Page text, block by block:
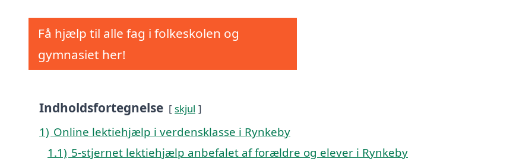
Få hjælp til alle fag i folkeskolen og
gymnasiet her!
Indholdsfortegnelse skjul
1) Online lektiehjælp i verdensklasse i Rynkeby
1.1) 5-stjernet lektiehjælp anbefalet af forældre og elever i Rynkeby